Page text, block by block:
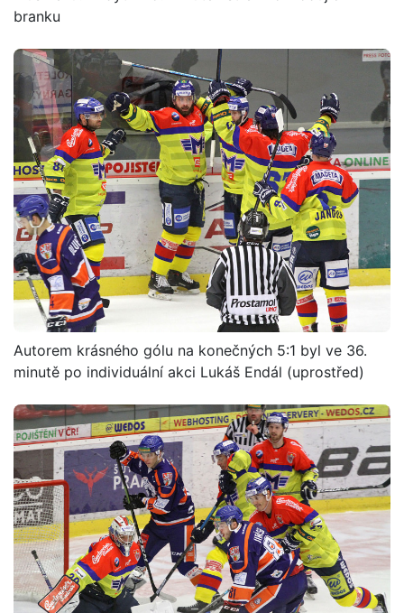
branku
Autorem krásného gólu na konečných 5:1 byl ve 36.
minutě po individuální akci Lukáš Endál (uprostřed)